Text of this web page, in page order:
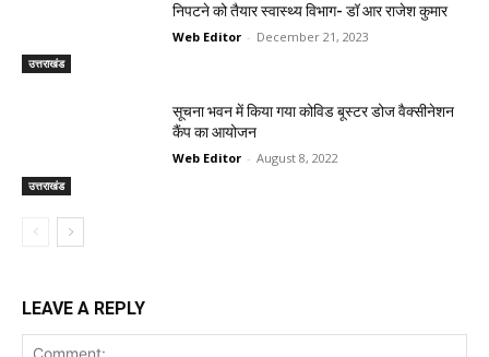
उत्तराखंड
निपटने को तैयार स्वास्थ्य विभाग- डॉ आर राजेश कुमार
Web Editor - December 21, 2023
उत्तराखंड
सूचना भवन में किया गया कोविड बूस्टर डोज वैक्सीनेशन
कैंप का आयोजन
Web Editor - August 8, 2022
LEAVE A REPLY